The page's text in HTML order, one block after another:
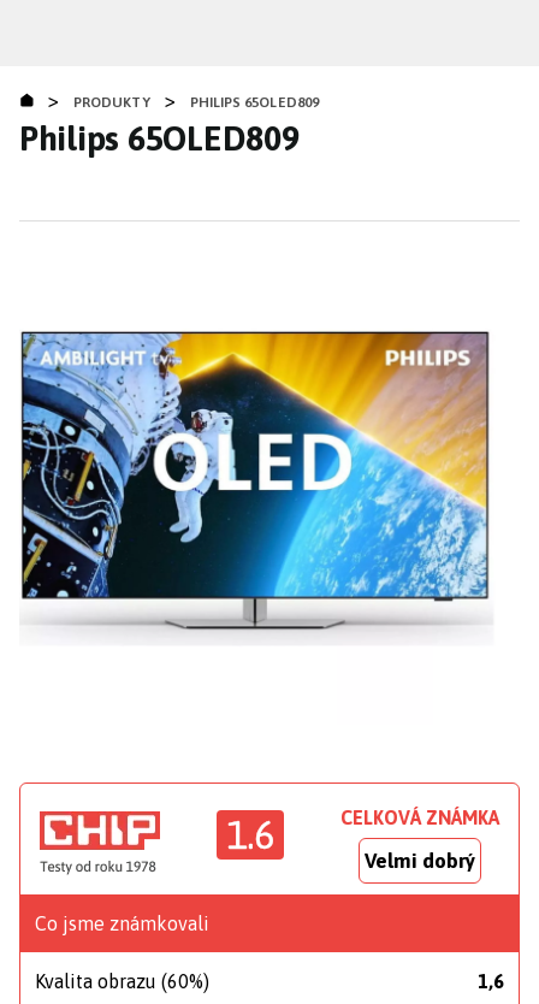
obsahu
> PRODUKTY > PHILIPS 65OLED809
Philips 65OLED809
1.6 CELKOVÁ ZNÁMKA
Velmi dobrý
Co jsme známkovali
Kvalita obrazu (60%) 1,6